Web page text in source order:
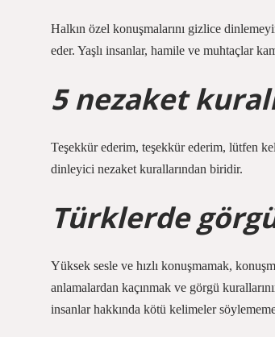
Halkın özel konuşmalarını gizlice
eder. Yaşlı insanlar, hamile ve muhtaçlar
5 nezaket
Teşekkür ederim, teşekkür ederim, lütfen
dinleyici nezaket kurallarından biridir.
Türklerde
Yüksek sesle ve hızlı konuşmamak,
anlamalardan kaçınmak ve görgü
insanlar hakkında kötü kelimeler